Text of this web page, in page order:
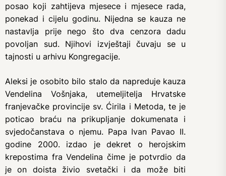
posao koji zahtijeva mjesece i mjesece rada,
ponekad i cijelu godinu. Nijedna se kauza ne
nastavlja prije nego što dva cenzora dadu
povoljan sud. Njihovi izvještaji čuvaju se u
tajnosti u arhivu Kongregacije.
Aleksi je osobito bilo stalo da napreduje kauza
Vendelina Vošnjaka, utemeljitelja Hrvatske
franjevačke provincije sv. Ćirila i Metoda, te je
poticao braću na prikupljanje dokumenata i
svjedočanstava o njemu. Papa Ivan Pavao II.
godine 2000. izdao je dekret o herojskim
krepostima fra Vendelina čime je potvrdio da
je on doista živio svetački i da može biti